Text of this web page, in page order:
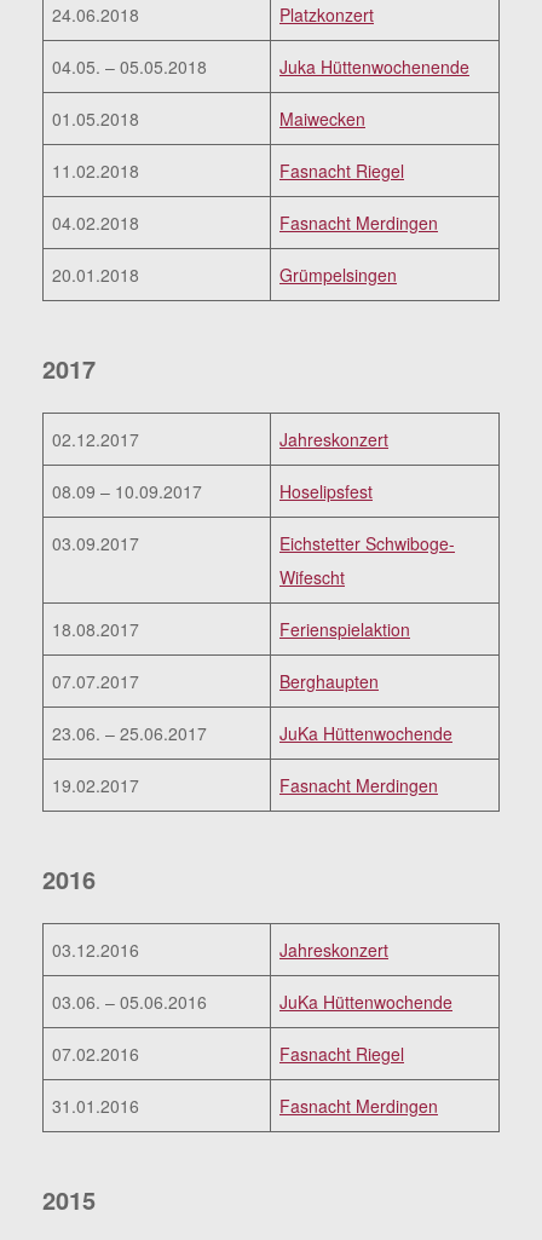
24.06.2018 Platzkonzert
04.05. – 05.05.2018 Juka Hüttenwochenende
01.05.2018 Maiwecken
11.02.2018 Fasnacht Riegel
04.02.2018 Fasnacht Merdingen
20.01.2018 Grümpelsingen
2017
02.12.2017 Jahreskonzert
08.09 – 10.09.2017 Hoselipsfest
03.09.2017
Eichstetter Schwiboge-
Wifescht
18.08.2017 Ferienspielaktion
07.07.2017 Berghaupten
23.06. – 25.06.2017 JuKa Hüttenwochende
19.02.2017 Fasnacht Merdingen
2016
03.12.2016 Jahreskonzert
03.06. – 05.06.2016 JuKa Hüttenwochende
07.02.2016 Fasnacht Riegel
31.01.2016 Fasnacht Merdingen
2015